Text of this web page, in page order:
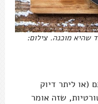
שהיא מוכנה. צילום:
(או ליתר דיוק
שזה אומר